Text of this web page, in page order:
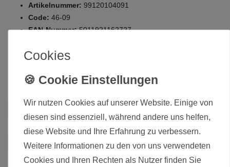
Artikelnummer: 99120104091
Code: 46-09
EAN-Nummer:5011921162727
Die hier angebotenen Modelle werden zerlegt und unbemalt
ausgeliefert.
Zustand Neu
Altersfreigabe Ohne Altersbeschränkung
Hersteller Games Workshop
Cookies
Wir nutzen Cookies auf unserer Website. Einige von
diesen sind essenziell, während andere uns helfen,
diese Website und Ihre Erfahrung zu verbessern.
Weitere Informationen zu den von uns verwendeten
Cookies und Ihren Rechten als Nutzer finden Sie